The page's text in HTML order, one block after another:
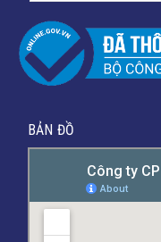
BẢN ĐỒ